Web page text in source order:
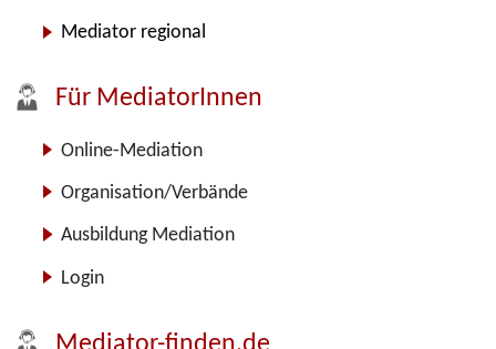
Mediator regional
Für MediatorInnen
Online-Mediation
Organisation/Verbände
Ausbildung Mediation
Login